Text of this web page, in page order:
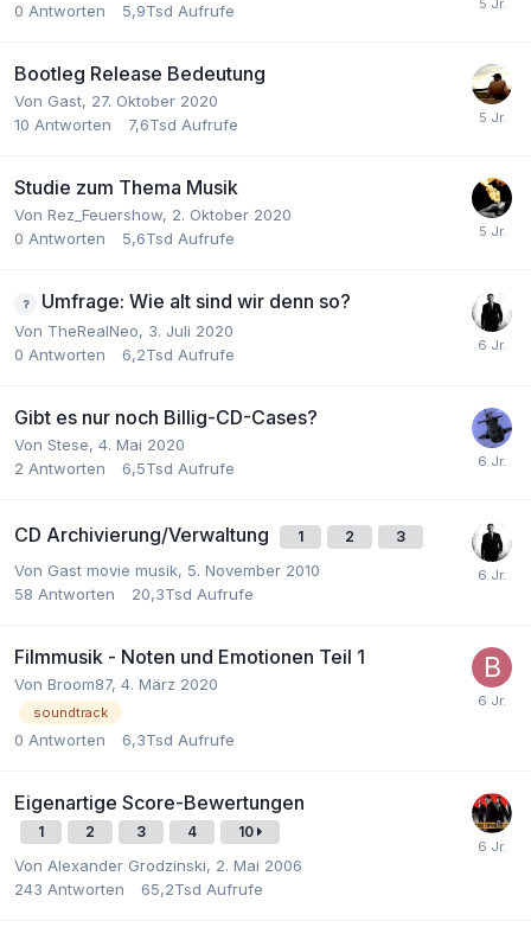
0 Antworten 5,9Tsd Aufrufe
Bootleg Release Bedeutung
Von Gast, 27. Oktober 2020
10 Antworten 7,6Tsd Aufrufe
Studie zum Thema Musik
Von Rez_Feuershow, 2. Oktober 2020
0 Antworten 5,6Tsd Aufrufe
Umfrage: Wie alt sind wir denn so?
Von TheRealNeo, 3. Juli 2020
0 Antworten 6,2Tsd Aufrufe
Gibt es nur noch Billig-CD-Cases?
Von Stese, 4. Mai 2020
2 Antworten 6,5Tsd Aufrufe
CD Archivierung/Verwaltung 1 2 3
Von Gast movie musik, 5. November 2010
58 Antworten 20,3Tsd Aufrufe
Filmmusik - Noten und Emotionen Teil 1
Von Broom87, 4. März 2020
soundtrack
0 Antworten 6,3Tsd Aufrufe
Eigenartige Score-Bewertungen
1 2 3 4 10
Von Alexander Grodzinski, 2. Mai 2006
243 Antworten 65,2Tsd Aufrufe